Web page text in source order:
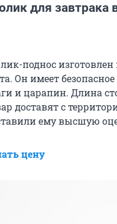
для завтрака
поднос
Он имеет
и царапин. Длина
доставят с
ему высшую
цену